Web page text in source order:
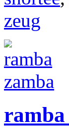
zeug
ramba